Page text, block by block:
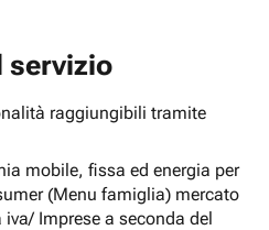
servizio
raggiungibili tramite
mobile, fissa ed energia per
(Menu famiglia) mercato
Imprese a seconda del